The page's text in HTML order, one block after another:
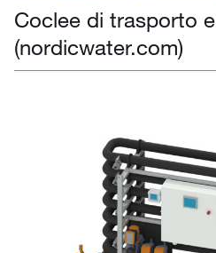
Coclee di trasporto
(nordicwater.com)